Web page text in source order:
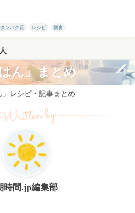
タンパク質 レシピ 朝食
ん」まとめ
レシピ・記事まとめ
by
時間.jp編集部